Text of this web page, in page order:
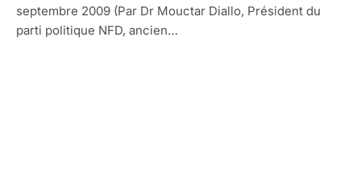
septembre 2009 (Par Dr Mouctar Diallo, Président du
parti politique NFD, ancien…